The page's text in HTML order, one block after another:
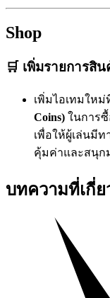
Shop
🛒 เพิ่มรายการสิ
เพิ่มไอเทมให
Coins) ในการ
เพื่อให้ผู้เล่นมีท
คุ้มค่าและสนุก
บทความที่เกี่ย